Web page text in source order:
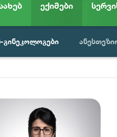
ექიმები
გინეკოლოგები